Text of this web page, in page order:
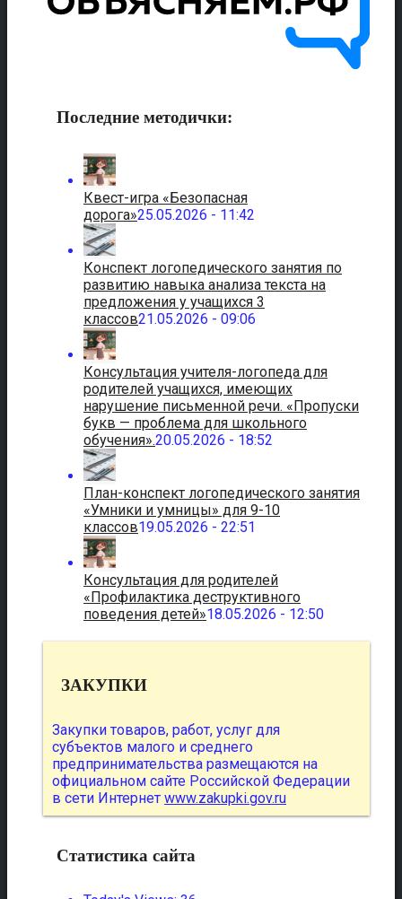
Последние методички:
Квест-игра «Безопасная
дорога»25.05.2026 - 11:42
Конспект логопедического занятия по
развитию навыка анализа текста на
предложения у учащихся 3
классов21.05.2026 - 09:06
Консультация учителя-логопеда для
родителей учащихся, имеющих
нарушение письменной речи. «Пропуски
букв — проблема для школьного
обучения».20.05.2026 - 18:52
План-конспект логопедического занятия
«Умники и умницы» для 9-10
классов19.05.2026 - 22:51
Консультация для родителей
«Профилактика деструктивного
поведения детей»18.05.2026 - 12:50
ЗАКУПКИ
Закупки товаров, работ, услуг для
субъектов малого и среднего
предпринимательства размещаются на
официальном сайте Российской Федерации
в сети Интернет www.zakupki.gov.ru
Статистика сайта